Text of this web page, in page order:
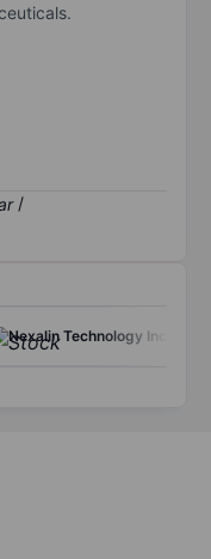
/
Nexalin Technology Inc.